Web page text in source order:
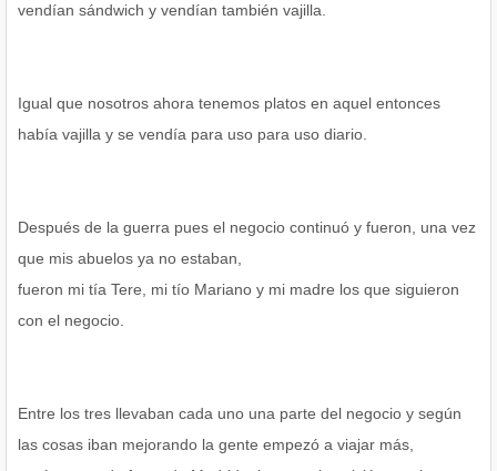
vendían sándwich y vendían también vajilla.
Igual que nosotros ahora tenemos platos en aquel entonces
había vajilla y se vendía para uso para uso diario.
Después de la guerra pues el negocio continuó y fueron, una vez
que mis abuelos ya no estaban,
fueron mi tía Tere, mi tío Mariano y mi madre los que siguieron
con el negocio.
Entre los tres llevaban cada uno una parte del negocio y según
las cosas iban mejorando la gente empezó a viajar más,